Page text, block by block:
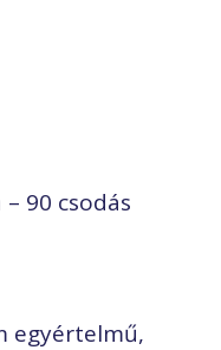
90 csodás
egyértelmű,